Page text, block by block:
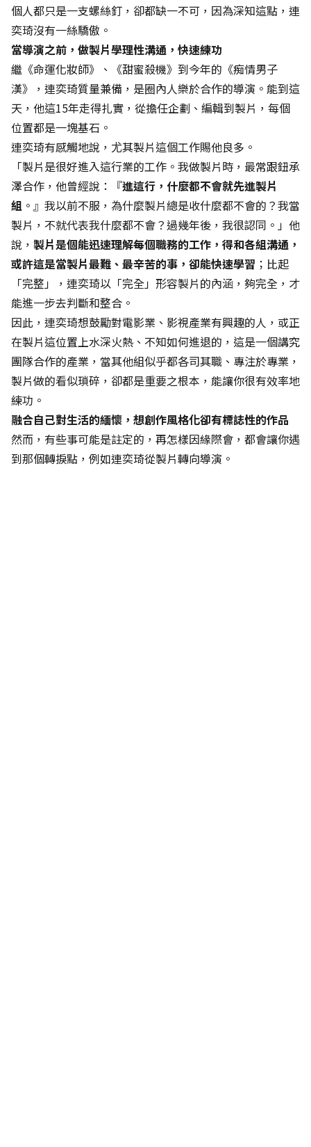
個人都只是一支螺絲釘，卻都缺一不可，因為深知這點，連
奕琦沒有一絲驕傲。
當導演之前，做製片學理性溝通，快速練功
繼《命運化妝師》、《甜蜜殺機》到今年的《痴情男子
漢》，連奕琦質量兼備，是圈內人樂於合作的導演。能到這
天，他這15年走得扎實，從擔任企劃、編輯到製片，每個
位置都是一塊基石。
連奕琦有感觸地說，尤其製片這個工作賜他良多。
「製片是很好進入這行業的工作。我做製片時，最常跟鈕承
澤合作，他曾經說：『進這行，什麼都不會就先進製片
組 。』我以前不服，為什麼製片總是收什麼都不會的？我當
製片，不就代表我什麼都不會？過幾年後，我很認同。」他
說， 製片是個能迅速理解每個職務的工作，得和各組溝通，
或許這是當製片最難、最辛苦的事，卻能快速學習 ；比起
「完整」，連奕琦以「完全」形容製片的內涵，夠完全，才
能進一步去判斷和整合。
因此，連奕琦想鼓勵對電影業、影視產業有興趣的人，或正
在製片這位置上水深火熱、不知如何進退的，這是一個講究
團隊合作的產業，當其他組似乎都各司其職、專注於專業，
製片做的看似瑣碎，卻都是重要之根本，能讓你很有效率地
練功。
融合自己對生活的緬懷，想創作風格化卻有標誌性的作品
然而，有些事可能是註定的，再怎樣因緣際會，都會讓你遇
到那個轉捩點，例如連奕琦從製片轉向導演。